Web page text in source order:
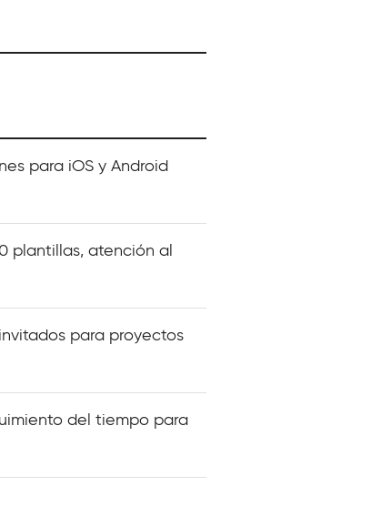
para iOS y Android
plantillas, atención al
para proyectos
del tiempo para